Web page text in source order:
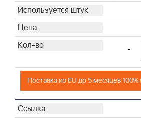
-
Поставка из EU до 5 месяцев